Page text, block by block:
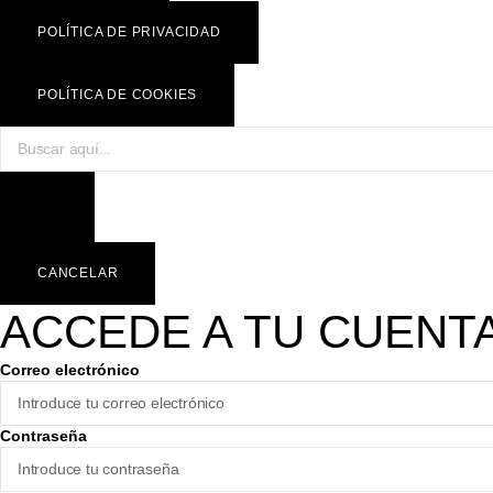
POLÍTICA DE PRIVACIDAD
POLÍTICA DE COOKIES
CANCELAR
ACCEDE A TU
Correo electrónico
Contraseña